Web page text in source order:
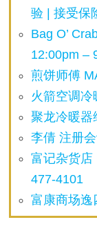
验 | 接受保
Bag O’
12:00pm –
煎饼师傅
火箭空调
聚龙冷暖器
李倩 注册
富记杂货店
477-4101
富康商场逸